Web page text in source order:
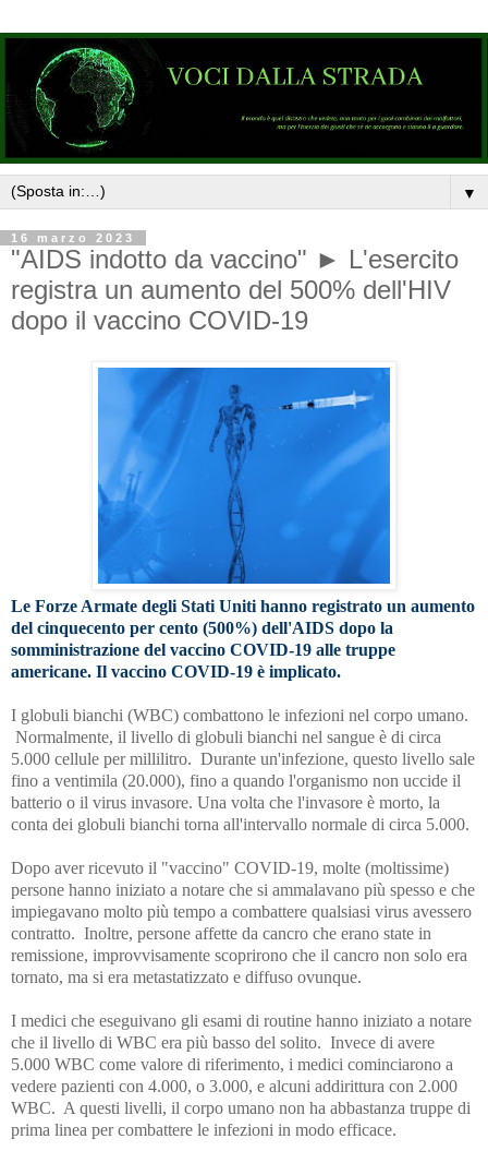
▼
16 marzo 2023
"AIDS indotto da vaccino" ► L'esercito
registra un aumento del 500% dell'HIV
dopo il vaccino COVID-19
Le Forze Armate degli Stati Uniti hanno registrato un aumento
del cinquecento per cento (500%) dell'AIDS dopo la
somministrazione del vaccino COVID-19 alle truppe
americane. Il vaccino COVID-19 è implicato.
I globuli bianchi (WBC) combattono le infezioni nel corpo umano.
Normalmente, il livello di globuli bianchi nel sangue è di circa
5.000 cellule per millilitro. Durante un'infezione, questo livello sale
fino a ventimila (20.000), fino a quando l'organismo non uccide il
batterio o il virus invasore. Una volta che l'invasore è morto, la
conta dei globuli bianchi torna all'intervallo normale di circa 5.000.
Dopo aver ricevuto il "vaccino" COVID-19, molte (moltissime)
persone hanno iniziato a notare che si ammalavano più spesso e che
impiegavano molto più tempo a combattere qualsiasi virus avessero
contratto. Inoltre, persone affette da cancro che erano state in
remissione, improvvisamente scoprirono che il cancro non solo era
tornato, ma si era metastatizzato e diffuso ovunque.
I medici che eseguivano gli esami di routine hanno iniziato a notare
che il livello di WBC era più basso del solito. Invece di avere
5.000 WBC come valore di riferimento, i medici cominciarono a
vedere pazienti con 4.000, o 3.000, e alcuni addirittura con 2.000
WBC. A questi livelli, il corpo umano non ha abbastanza truppe di
prima linea per combattere le infezioni in modo efficace.